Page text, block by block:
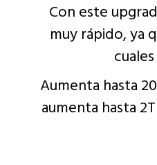
Con este
muy rápido, ya
Aumenta hasta
aumenta hasta